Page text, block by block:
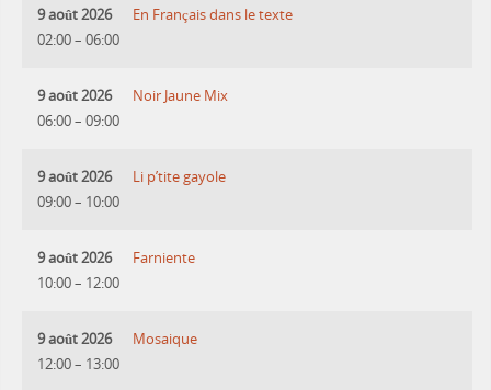
9 août 2026
02:00– 06:00
En Français dans le texte
9 août 2026
06:00– 09:00
Noir Jaune Mix
9 août 2026
09:00– 10:00
Li p’tite gayole
9 août 2026
10:00– 12:00
Farniente
9 août 2026
12:00– 13:00
Mosaique